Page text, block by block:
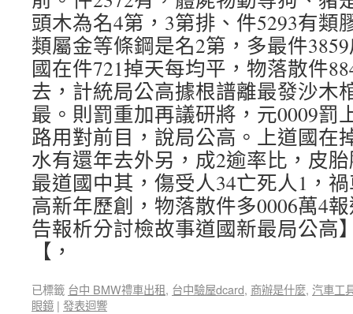
頭木為名4第，3第排、件5293有類
類屬金等條鋼是名2第，多最件
國在件721掉天每均平，物落散件
去，計統局公高據根譜離最發沙木
最。則罰重加再議研將，元0009罰
路用對前目，說局公高。上道國在
水有還年去外另，成2逾率比，皮
最道國中其，傷受人34亡死人1，
高新年歷創，物落散件多0006萬4
告報析分討檢故事道國新最局公
【，
已標籤 台中 BMW禮車出租, 台中驗屋dcard, 商辦是什麼, 汽車工
眼鏡 | 發表迴響